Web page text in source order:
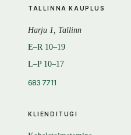
KLIENDITUGI
TALLINNA KAUPLUS
Harju 1, Tallinn
E–R 10–19
L–P 10–17
683 7711